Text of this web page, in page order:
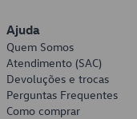
Ajuda
Quem Somos
Atendimento (SAC)
Devoluções e trocas
Perguntas Frequentes
Como comprar